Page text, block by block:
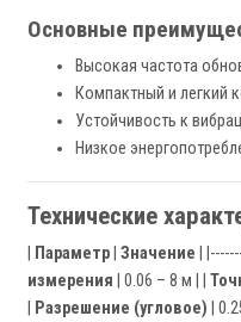
Основные
Высокая частота
Компактный и легкий
Устойчивость к
Низкое
Технические
Параметр Значение |
измерения | 0.06 – 8 м | |
Разрешение (угловое) |